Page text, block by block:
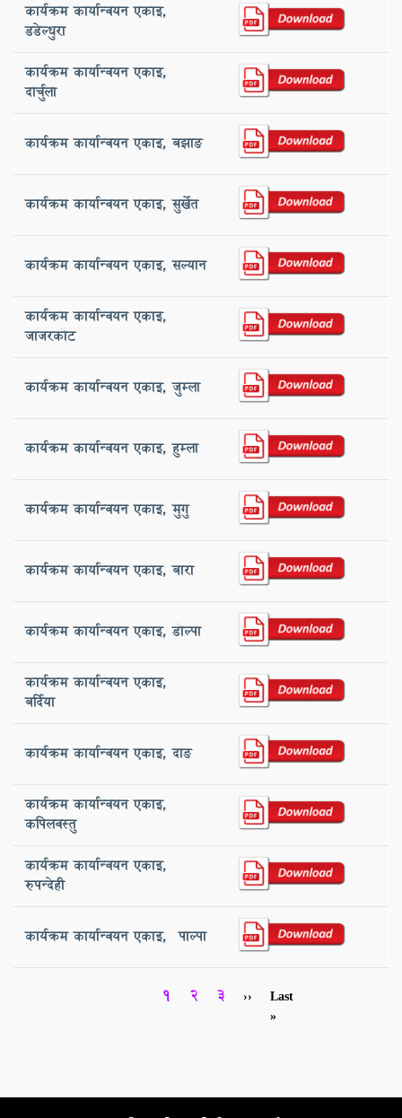
कार्यक्रम कार्यान्वयन एकाइ,
‌डडेल्धुरा
कार्यक्रम कार्यान्वयन एकाइ, ‌
दार्चुला
कार्यक्रम कार्यान्वयन एकाइ, ‌बझाङ
कार्यक्रम कार्यान्वयन एकाइ, सुर्खेत
कार्यक्रम कार्यान्वयन एकाइ, ‌सल्यान
कार्यक्रम कार्यान्वयन एकाइ,
‌जाजरकोट
कार्यक्रम कार्यान्वयन एकाइ, ‌जुम्ला
कार्यक्रम कार्यान्वयन एकाइ, ‌हुम्ला
कार्यक्रम कार्यान्वयन एकाइ, ‌मुगु
कार्यक्रम कार्यान्वयन एकाइ, ‌बारा
कार्यक्रम कार्यान्वयन एकाइ, डोल्पा
कार्यक्रम कार्यान्वयन एकाइ, ‌
बर्दिया
कार्यक्रम कार्यान्वयन एकाइ, ‌दाङ
कार्यक्रम कार्यान्वयन एकाइ,
‌कपिलवस्तु
कार्यक्रम कार्यान्वयन एकाइ,
‌रुपन्देही
कार्यक्रम कार्यान्वयन एकाइ, ‌ पाल्पा
Pagination
Current
1 Page
2 Page
3
Next
››
Last
page
Last
»